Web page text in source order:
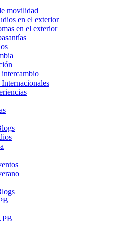
movilidad
en el exterior
en el exterior
intercambio